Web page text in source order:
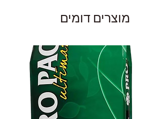
מוצרים דומים